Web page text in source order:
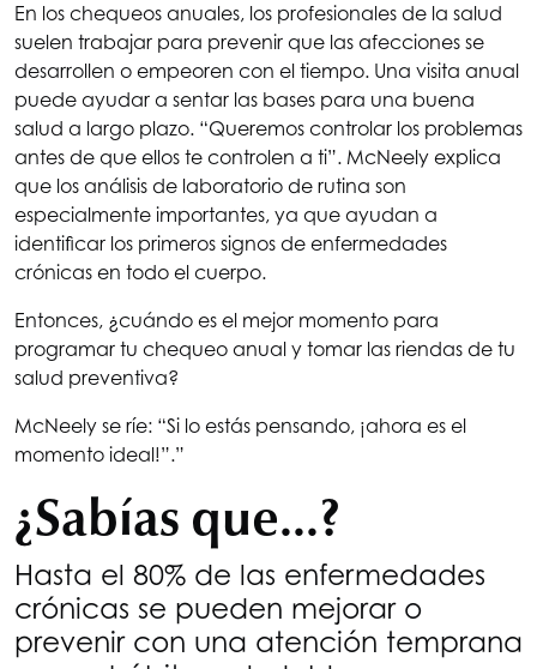
En los chequeos anuales, los profesionales de la salud
suelen trabajar para prevenir que las afecciones se
desarrollen o empeoren con el tiempo. Una visita anual
puede ayudar a sentar las bases para una buena
salud a largo plazo. “Queremos controlar los problemas
antes de que ellos te controlen a ti”. McNeely explica
que los análisis de laboratorio de rutina son
especialmente importantes, ya que ayudan a
identificar los primeros signos de enfermedades
crónicas en todo el cuerpo.
Entonces, ¿cuándo es el mejor momento para
programar tu chequeo anual y tomar las riendas de tu
salud preventiva?
McNeely se ríe: “Si lo estás pensando, ¡ahora es el
momento ideal!”.”
¿Sabías que...?
Hasta el 80% de las enfermedades
crónicas se pueden mejorar o
prevenir con una atención temprana